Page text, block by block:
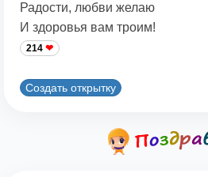
Радости, любви желаю
И здоровья вам троим!
214
Создать открытку